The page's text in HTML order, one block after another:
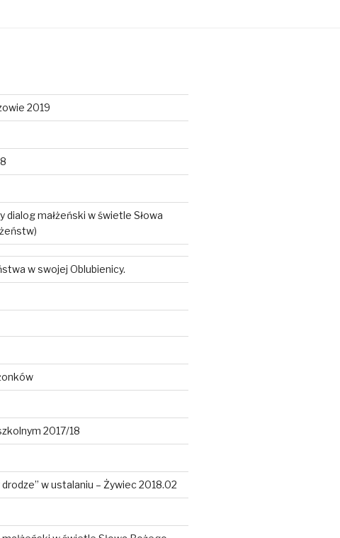
2019
dialog małżeński w świetle Słowa
w swojej Oblubienicy.
2017/18
w ustalaniu – Żywiec 2018.02